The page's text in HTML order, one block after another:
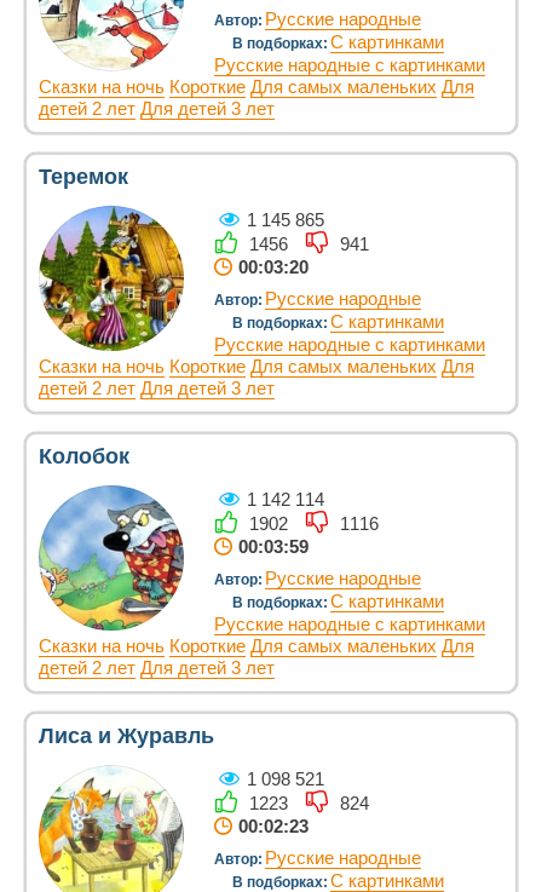
Автор: Русские народные
В подборках: С картинками
Русские народные с картинками
Сказки на ночь Короткие Для самых маленьких Для
детей 2 лет Для детей 3 лет
Теремок
1 145 865
1456
941
00:03:20
Автор: Русские народные
В подборках: С картинками
Русские народные с картинками
Сказки на ночь Короткие Для самых маленьких Для
детей 2 лет Для детей 3 лет
Колобок
1 142 114
1902
1116
00:03:59
Автор: Русские народные
В подборках: С картинками
Русские народные с картинками
Сказки на ночь Короткие Для самых маленьких Для
детей 2 лет Для детей 3 лет
Лиса и Журавль
1 098 521
1223
824
00:02:23
Автор: Русские народные
В подборках: С картинками